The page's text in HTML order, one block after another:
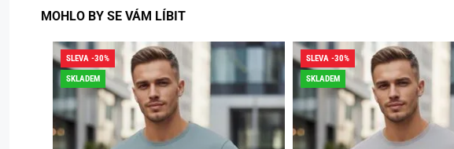
MOHLO BY SE VÁM LÍBIT
SLEVA -30%
SKLADEM
SLEVA -30%
SKLADEM